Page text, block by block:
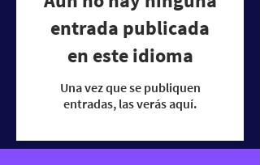
entrada publicada
en este idioma
Una vez que se publiquen
entradas, las verás aquí.